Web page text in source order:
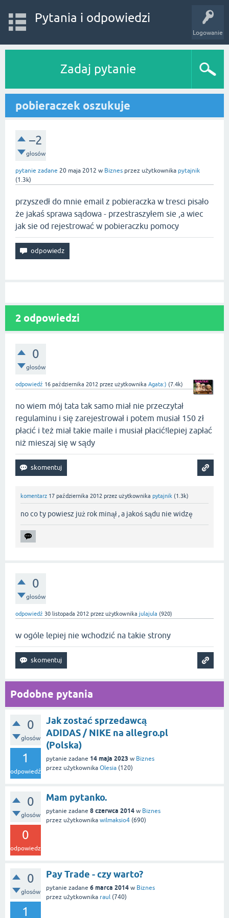
Logowanie
Pytania i odpowiedzi
Zadaj pytanie
pobieraczek oszukuje
–2
głosów
pytanie zadane 20 maja 2012 w Biznes przez użytkownika pytajnik
(1.3k)
przyszedł do mnie email z pobieraczka w tresci pisało
że jakaś sprawa sądowa - przestraszyłem sie ,a wiec
jak sie od rejestrować w pobieraczku pomocy
2 odpowiedzi
0
głosów
odpowiedź 16 października 2012 przez użytkownika Agata:) (7.4k)
no wiem mój tata tak samo miał nie przeczytał
regulaminu i się zarejestrował i potem musiał 150 zł
płacić i też miał takie maile i musiał płacić!lepiej zapłać
niż mieszaj się w sądy
komentarz 17 października 2012 przez użytkownika pytajnik (1.3k)
no co ty powiesz już rok minął , a jakoś sądu nie widzę
0
głosów
odpowiedź 30 listopada 2012 przez użytkownika julajula (920)
w ogóle lepiej nie wchodzić na takie strony
Podobne pytania
0
głosów
1
odpowiedź
Jak zostać sprzedawcą
ADIDAS / NIKE na allegro.pl
(Polska)
pytanie zadane 14 maja 2023 w Biznes
przez użytkownika Olesia (120)
0
głosów
0
odpowiedzi
Mam pytanko.
pytanie zadane 8 czerwca 2014 w Biznes
przez użytkownika wilmaksio4 (690)
0
głosów
1
Pay Trade - czy warto?
pytanie zadane 6 marca 2014 w Biznes
przez użytkownika raul (740)